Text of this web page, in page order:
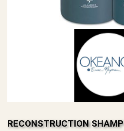
RECONSTRUCTION